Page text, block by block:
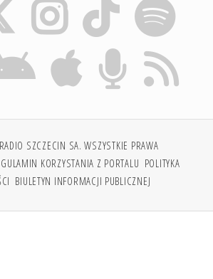
SZCZECIN SA. WSZYSTKIE PRAWA
KORZYSTANIA Z PORTALU POLITYKA
BIULETYN INFORMACJI PUBLICZNEJ